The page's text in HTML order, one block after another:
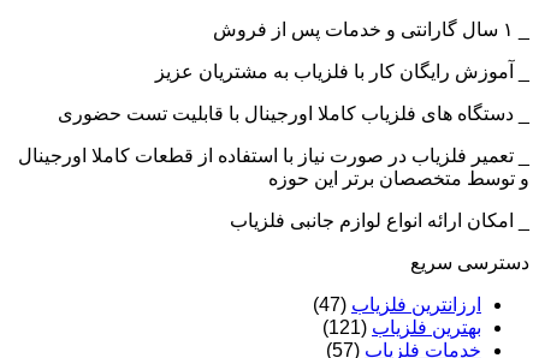
_ آموزش رایگان کار با فلزیاب به مشتریان عزیز
_ دستگاه های فلزیاب کاملا اورجینال با قابلیت تست حضوری
_ تعمیر فلزیاب در صورت نیاز با استفاده از قطعات کاملا اورجینال
و توسط متخصصان برتر این حوزه
_ امکان ارائه انواع لوازم جانبی فلزیاب
دسترسی سریع
ارزانترین فلزیاب (47)
بهترین فلزیاب (121)
خدمات فلزیاب (57)